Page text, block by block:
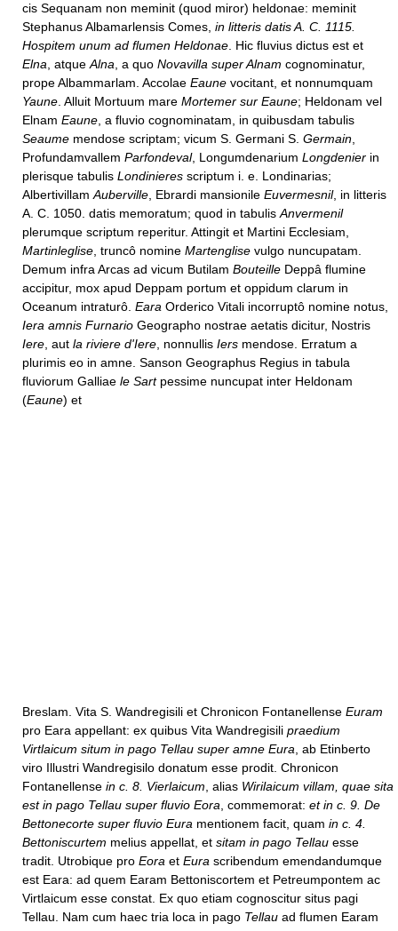
cis Sequanam non meminit (quod miror) heldonae: meminit
Stephanus Albamarlensis Comes, in litteris datis A. C. 1115.
Hospitem unum ad flumen Heldonae . Hic fluvius dictus est et
Elna , atque Alna , a quo Novavilla super Alnam cognominatur,
prope Albammarlam. Accolae Eaune vocitant, et nonnumquam
Yaune . Alluit Mortuum mare Mortemer sur Eaune; Heldonam vel
Elnam Eaune , a fluvio cognominatam, in quibusdam tabulis
Seaume mendose scriptam; vicum S. Germani S. Germain
Profundamvallem Parfondeval, Longumdenarium Longdenier in
plerisque tabulis Londinieres scriptum i. e. Londinarias;
Albertivillam Auberville , Ebrardi mansionile Euvermesnil, in litteris
A. C. 1050. datis memoratum; quod in tabulis Anvermenil
plerumque scriptum reperitur. Attingit et Martini Ecclesiam,
Martinleglise , truncô nomine Martenglise vulgo nuncupatam.
Demum infra Arcas ad vicum Butilam Bouteille Deppâ flumine
accipitur, mox apud Deppam portum et oppidum clarum in
Oceanum intraturô. Eara Orderico Vitali incorruptô nomine notus,
Iera amnis Furnario Geographo nostrae aetatis dicitur, Nostris
Iere , aut la riviere d'Iere , nonnullis Iers mendose. Erratum a
plurimis eo in amne. Sanson Geographus Regius in tabula
fluviorum Galliae le Sartpessime nuncupat inter Heldonam
(Eaune) et
Breslam. Vita S. Wandregisili et Chronicon Fontanellense Euram
pro Eara appellant: ex quibus Vita Wandregisili praedium
Virtlaicum situm in pago Tellau super amne Eura , ab Etinberto
viro Illustri Wandregisilo donatum esse prodit. Chronicon
Fontanellense in c. 8. Vierlaicum , alias Wirilaicum villam, quae sita
est in pago Tellau super fluvio Eora , commemorat: et in c. 9. De
Bettonecorte super fluvio Eura mentionem facit, quam in c. 4.
Bettoniscurtem melius appellat, et sitam in pago Tellau esse
tradit. Utrobique pro Eora et Eura scribendum emendandumque
est Eara: ad quem Earam Bettoniscortem et Petreumpontem ac
Virtlaicum esse constat. Ex quo etiam cognoscitur situs pagi
Tellau. Nam cum haec tria loca in pago Tellau ad flumen Earam